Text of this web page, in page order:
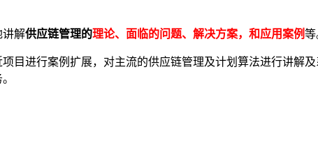
讲解供应链管理的理论、面临的问题、解决方案，和应用案例等
目进行案例扩展，对主流的供应链管理及计划算法进行讲解